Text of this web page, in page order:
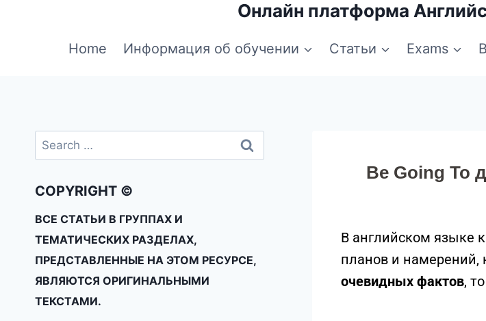
Онлайн платформа
Home Информация об обучении Статьи Exams
Be Going To
В английском языке
планов и
очевидных фактов,
COPYRIGHT ©
ВСЕ СТАТЬИ В ГРУППАХ И
ТЕМАТИЧЕСКИХ РАЗДЕЛАХ,
ПРЕДСТАВЛЕННЫЕ НА ЭТОМ РЕСУРСЕ,
ЯВЛЯЮТСЯ ОРИГИНАЛЬНЫМИ
ТЕКСТАМИ.